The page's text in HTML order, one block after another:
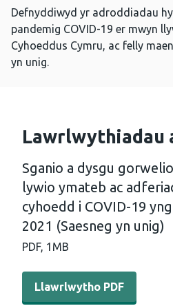
Defnyddiwyd yr adroddiadau
pandemig COVID-19 er mwyn
Cyhoeddus Cymru, ac felly
yn unig.
Lawrlwythiadau
Sganio a dysgu
lywio ymateb ac
cyhoedd i COVID-19
2021 (Saesneg yn unig)
PDF, 1MB
Llawrlwytho PDF - Sganio a
Llawrlwytho PDF